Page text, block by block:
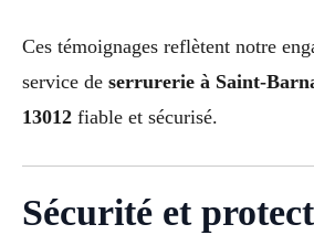
Ces témoignages reflètent notre
service de serrurerie à Saint-
13012 fiable et sécurisé.
Sécurité et